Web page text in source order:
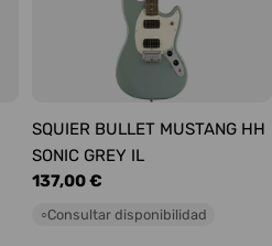
SQUIER BULLET MUSTANG HH
SONIC GREY IL
Precio
habitual
137,00 €
○Consultar disponibilidad